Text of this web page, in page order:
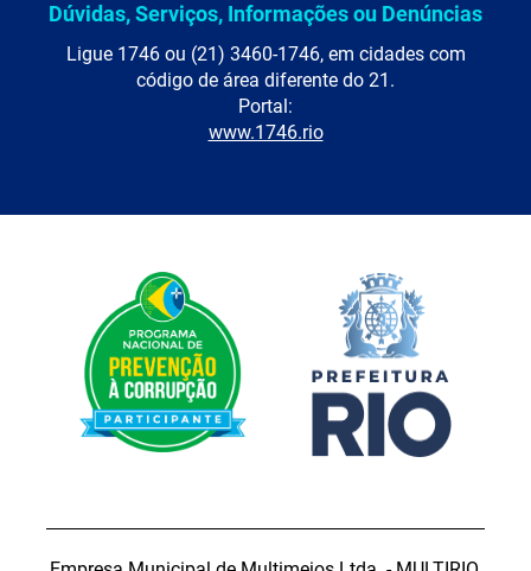
Dúvidas, Serviços, Informações ou Denúncias
Ligue 1746 ou (21) 3460-1746, em cidades com
código de área diferente do 21.
Portal:
www.1746.rio